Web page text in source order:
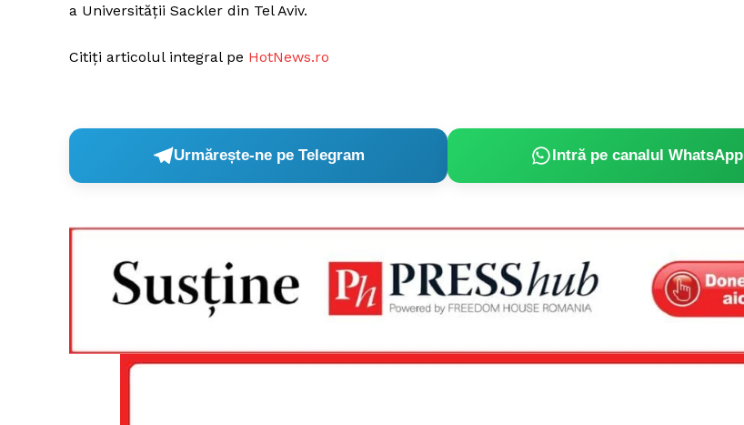
a Universității Sackler din Tel Aviv.
Citiți articolul integral pe HotNews.ro
Urmărește-ne pe Telegram Intră pe canalul WhatsApp